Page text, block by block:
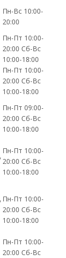
Пн-Вс 10:00-
20:00
Пн-Пт 10:00-
20:00 Сб-Вс
10:00-18:00
Пн-Пт 10:00-
20:00 Сб-Вс
10:00-18:00
Пн-Пт 09:00-
20:00 Сб-Вс
10:00-18:00
Пн-Пт 10:00-
20:00 Сб-Вс
10:00-18:00
Пн-Пт 10:00-
20:00 Сб-Вс
10:00-18:00
Пн-Пт 10:00-
20:00 Сб-Вс